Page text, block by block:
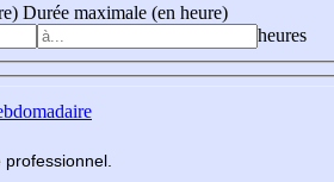
Durée maximale (en heure)
heures
professionnel